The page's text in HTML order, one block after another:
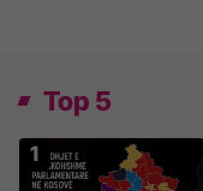
Top 5